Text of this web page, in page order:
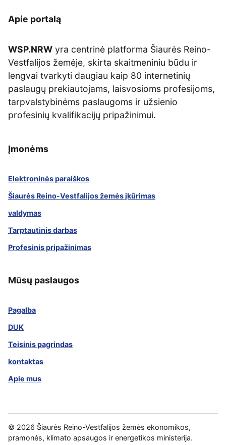
Apie portalą
WSP.NRW yra centrinė platforma Šiaurės Reino-
Vestfalijos žemėje, skirta skaitmeniniu būdu ir
lengvai tvarkyti daugiau kaip 80 internetinių
paslaugų prekiautojams, laisvosioms profesijoms,
tarpvalstybinėms paslaugoms ir užsienio
profesinių kvalifikacijų pripažinimui.
Įmonėms
Elektroninės paraiškos
Šiaurės Reino-Vestfalijos žemės įkūrimas
valdymas
Tarptautinis darbas
Profesinis pripažinimas
Mūsų paslaugos
Pagalba
DUK
Teisinis pagrindas
kontaktas
Apie mus
© 2026 Šiaurės Reino-Vestfalijos žemės ekonomikos,
pramonės, klimato apsaugos ir energetikos ministerija.